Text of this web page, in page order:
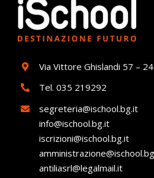
Via Vittore Ghislandi 57 –
Tel. 035 219292
segreteria@ischool.bg.it
info@ischool.bg.it
iscrizioni@ischool.bg.it
antiliasrl@legalmail.it